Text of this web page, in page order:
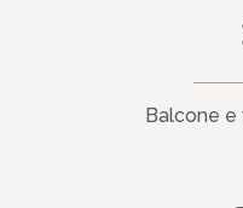
Balcone